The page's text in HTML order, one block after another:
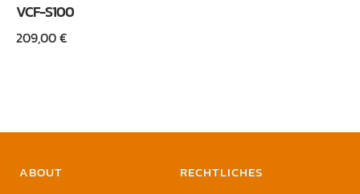
VCF-S100
209,00€
ABOUT RECHTLICHES